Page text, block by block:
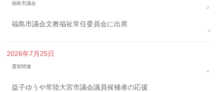
福島市議会
福島市議会文教福祉常任委員会に出席
2026年7月25日
選挙関連
益子ゆうや常陸大宮市議会議員候補者の応援